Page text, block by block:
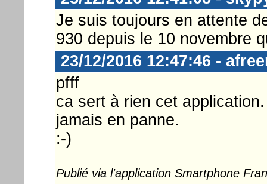
Je suis toujours en attente
930 depuis le 10 novembre
23/12/2016 12:47:46 -
pfff
ca sert à rien cet
jamais en panne.
:-)
Publié via l'application Smartphone